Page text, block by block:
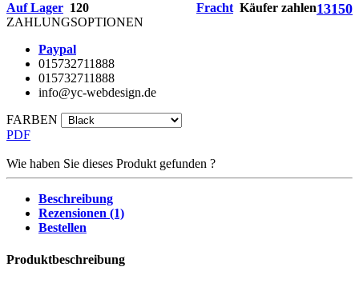
13150
Auf Lager 120 FrachtKäufer zahlen
ZAHLUNGSOPTIONEN
Paypal
015732711888
015732711888
info@yc-webdesign.de
FARBEN
PDF
Wie haben Sie dieses Produkt gefunden ?
Beschreibung
Rezensionen (1)
Bestellen
Produktbeschreibung